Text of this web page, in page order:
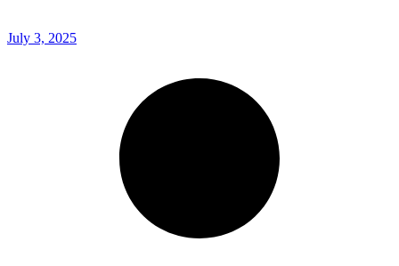
July 3, 2025